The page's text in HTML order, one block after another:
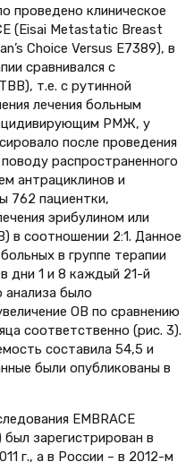
проведено клиническое
(Eisai Metastatic Breast
Choice Versus E7389), в
сравнивался с
т.е. с рутинной
лечения больным
РМЖ, у
после проведения
распространенного
антрациклинов и
762 пациентки,
эрибулином или
в соотношении 2:1. Данное
в группе терапии
дни 1 и 8 каждый 21-й
анализа было
ОВ по сравнению
соответственно (рис. 3).
составила 54,5 и
были опубликованы в
EMBRACE
зарегистрирован в
г., а в России – в 2012-м